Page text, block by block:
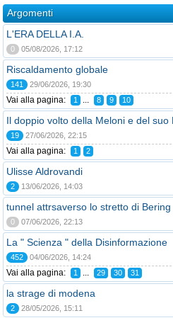
Argomenti
L'ERA DELLA I.A.
0 05/08/2026, 17:12
Riscaldamento globale
141 29/06/2026, 19:30
Vai alla pagina: 1 ... 8 9 10
Il doppio volto della Meloni e del suo
19 27/06/2026, 22:15
Vai alla pagina: 1 2
Ulisse Aldrovandi
2 13/06/2026, 14:03
tunnel attrsaverso lo stretto di Bering
0 07/06/2026, 22:13
La " Scienza " della Disinformazione
452 04/06/2026, 14:24
Vai alla pagina: 1 ... 29 30 31
la strage di modena
2 28/05/2026, 15:11